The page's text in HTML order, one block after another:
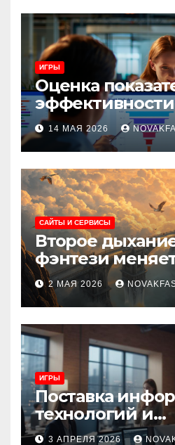
ИГРЫ
Оценка
при атрибуции
касания
14 МАЯ 2026
САЙТЫ И СЕРВИСЫ
Второе
фэнтези
культуру
2 МАЯ 2026
ИГРЫ
Поставка
технологий и
3 АПРЕЛЯ 2026